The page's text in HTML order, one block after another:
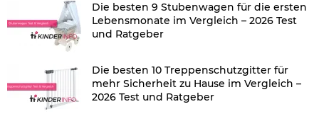
Die besten 9 Stubenwagen für die ersten
Lebensmonate im Vergleich – 2026 Test
und Ratgeber
Die besten 10 Treppenschutzgitter für
mehr Sicherheit zu Hause im Vergleich –
2026 Test und Ratgeber